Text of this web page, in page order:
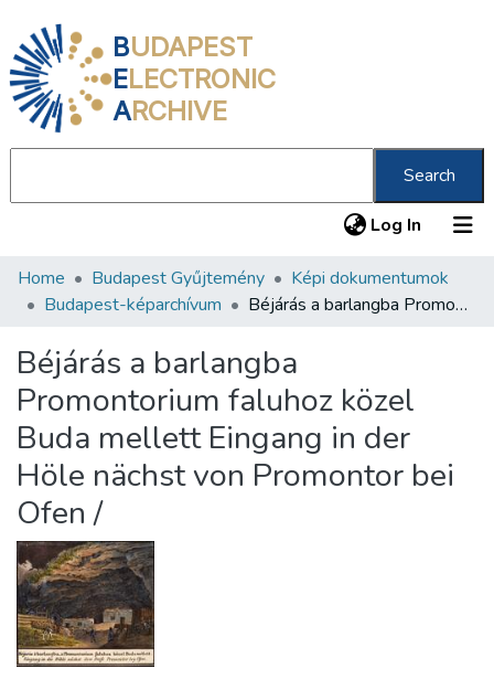
BUDAPEST
ELECTRONIC
ARCHIVE
Search
Log In (current)
Communities & Collections
Statistics
About us
Home Budapest Gyűjtemény
Képi dokumentumok
Budapest-képarchívum
Béjárás a barlangba Promontorium faluhoz közel Buda mellett Eingang in der Höle nächst von Promontor bei Ofen /
Béjárás a barlangba
Promontorium faluhoz közel
Buda mellett Eingang in der
Höle nächst von Promontor bei
Ofen /